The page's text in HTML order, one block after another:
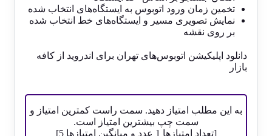
تخمین زمان ورود اتوبوس به ایستگاه‌های انتخاب شده
نمایش تصویری مسیر و ایستگاه‌های خط انتخاب شده
بر روی نقشه
دانلود اپلیکیشن اتوبوس‌های تهران برای اندروید از کافه
بازار
به این مطلب امتیاز دهید. سمت راست کمترین امتیاز و
سمت چپ بیشترین امتیاز است.
[تعداد امتیازها 1 عدد و میانگین امتیازها5
]